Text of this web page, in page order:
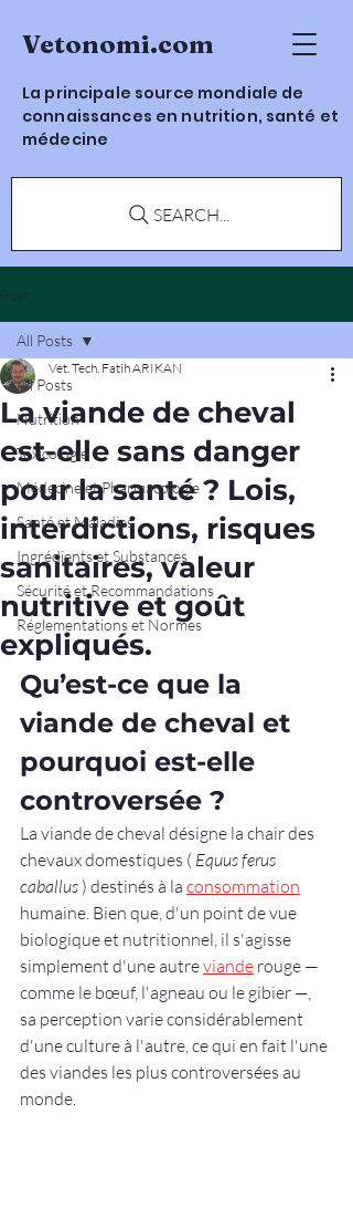
Vetonomi.com
La principale source mondiale de
connaissances en nutrition, santé et
médecine
SEARCH...
Post
All Posts
Nutrition
Toxicologie
Médecine et Pharmacologie
Santé et Maladies
Ingrédients et Substances
Sécurité et Recommandations
Réglementations et Normes
All Posts
La viande de cheval
est-elle sans danger
pour la santé ? Lois,
interdictions, risques
sanitaires, valeur
nutritive et goût
expliqués.
Vet. Tech. Fatih ARIKAN
Qu’est-ce que la
viande de cheval et
pourquoi est-elle
controversée ?
La viande de cheval désigne la chair des
chevaux domestiques ( Equus ferus
caballus ) destinés à la consommation
humaine. Bien que, d'un point de vue
biologique et nutritionnel, il s'agisse
simplement d'une autre viande rouge —
comme le bœuf, l'agneau ou le gibier —,
sa perception varie considérablement
d'une culture à l'autre, ce qui en fait l'une
des viandes les plus controversées au
monde.